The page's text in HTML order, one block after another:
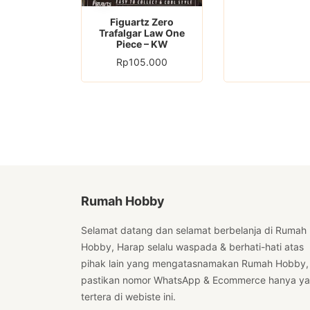
Figuartz Zero
Trafalgar Law One
Piece – KW
Rp105.000
Rumah Hobby
Selamat datang dan selamat berbelanja di Rumah
Hobby, Harap selalu waspada & berhati-hati atas
pihak lain yang mengatasnamakan Rumah Hobby,
pastikan nomor WhatsApp & Ecommerce hanya
tertera di webiste ini.